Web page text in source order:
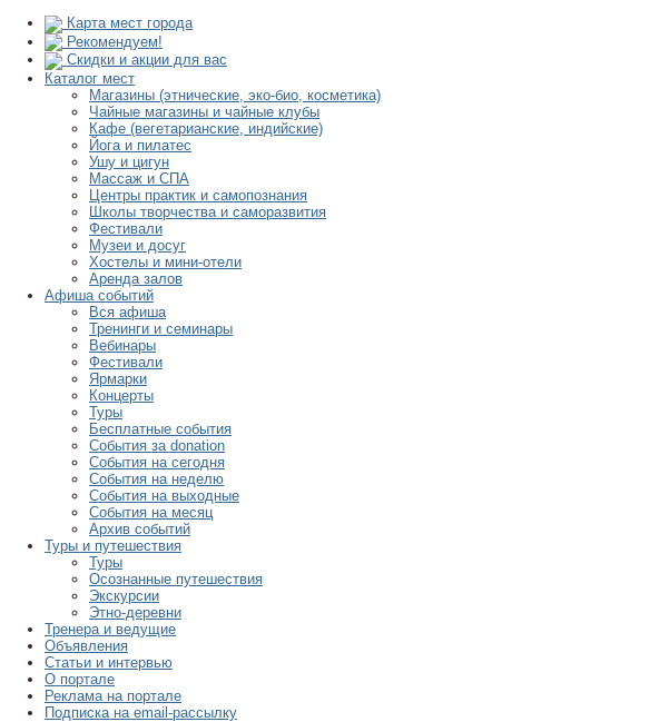
Карта мест города
Рекомендуем!
Скидки и акции для вас
Каталог мест
Магазины (этнические, эко-био, косметика)
Чайные магазины и чайные клубы
Кафе (вегетарианские, индийские)
Йога и пилатес
Ушу и цигун
Массаж и СПА
Центры практик и самопознания
Школы творчества и саморазвития
Фестивали
Музеи и досуг
Хостелы и мини-отели
Аренда залов
Афиша событий
Вся афиша
Тренинги и семинары
Вебинары
Фестивали
Ярмарки
Концерты
Туры
Бесплатные события
События за donation
События на сегодня
События на неделю
События на выходные
События на месяц
Архив событий
Туры и путешествия
Туры
Осознанные путешествия
Экскурсии
Этно-деревни
Тренера и ведущие
Объявления
Статьи и интервью
О портале
Реклама на портале
Подписка на email-рассылку